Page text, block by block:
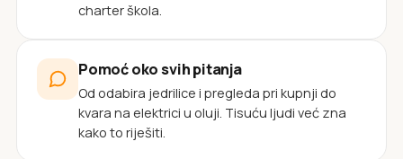
charter škola.
Pomoć oko svih pitanja
Od odabira jedrilice i pregleda pri kupnji do
kvara na elektrici u oluji. Tisuću ljudi već zna
kako to riješiti.